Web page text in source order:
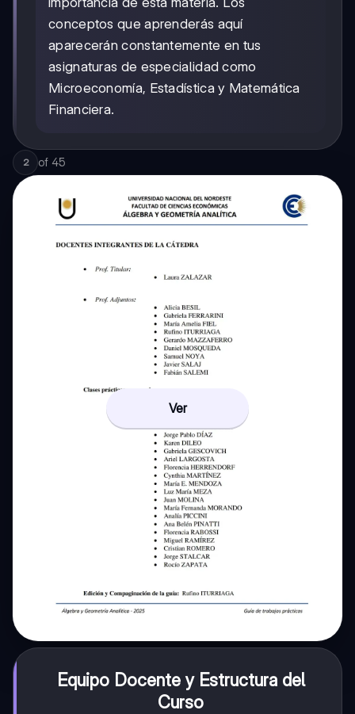
conceptos que aprenderás aquí
aparecerán constantemente en tus
asignaturas de especialidad como
Microeconomía, Estadística y Matemática
Financiera.
2 of 45
Ver
Equipo Docente y Estructura del
Curso